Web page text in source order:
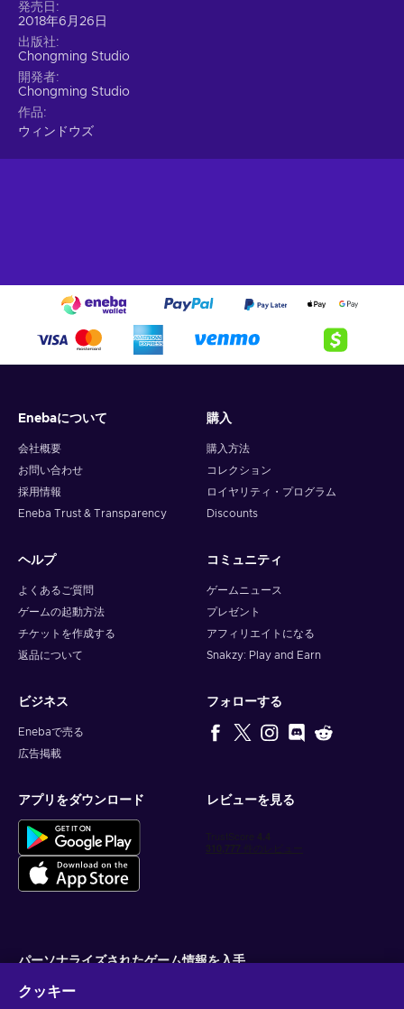
発売日
2018年6月26日
出版社
Chongming Studio
開発者
Chongming Studio
作品
ウィンドウズ
Enebaについて
会社概要
お問い合わせ
採用情報
Eneba Trust & Transparency
購入
購入方法
コレクション
ロイヤリティ・プログラム
Discounts
ヘルプ
よくあるご質問
ゲームの起動方法
チケットを作成する
返品について
コミュニティ
ゲームニュース
プレゼント
アフィリエイトになる
Snakzy: Play and Earn
ビジネス
Enebaで売る
広告掲載
フォローする
アプリをダウンロード レビューを見る
パーソナライズされたゲーム情報を入手
クッキー